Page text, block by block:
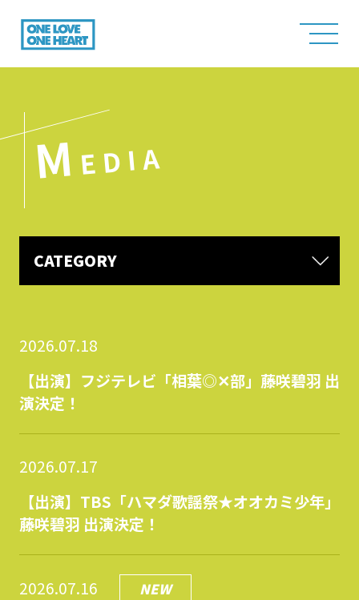
M EDIA
CATEGORY
2026.07.18
【出演】フジテレビ「相葉◎✕部」藤咲碧羽 出
演決定！
2026.07.17
【出演】TBS「ハマダ歌謡祭★オオカミ少年」
藤咲碧羽 出演決定！
2026.07.16 NEW